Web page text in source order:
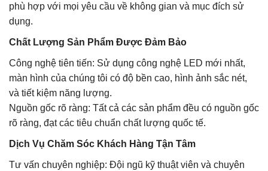
phù hợp với mọi yêu cầu về không gian và mục đích sử
dụng.
Chất Lượng Sản Phẩm Được Đảm Bảo
Công nghệ tiên tiến: Sử dụng công nghệ LED mới nhất,
màn hình của chúng tôi có độ bền cao, hình ảnh sắc nét,
và tiết kiệm năng lượng.
Nguồn gốc rõ ràng: Tất cả các sản phẩm đều có nguồn gốc
rõ ràng, đạt các tiêu chuẩn chất lượng quốc tế.
Dịch Vụ Chăm Sóc Khách Hàng Tận Tâm
Tư vấn chuyên nghiệp: Đội ngũ kỹ thuật viên và chuyên